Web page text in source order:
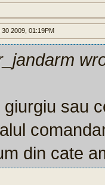
30 2009, 01:19PM
giurgiu sau
din cate